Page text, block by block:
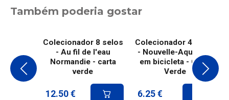
Também poderia gostar
Colecionador 8 selos
- Au fil de l'eau
Normandie - carta
verde
12.50 €
Colecionador 4 selos
- Nouvelle-Aquitaine
em bicicleta - Carta
Verde
6.25 €